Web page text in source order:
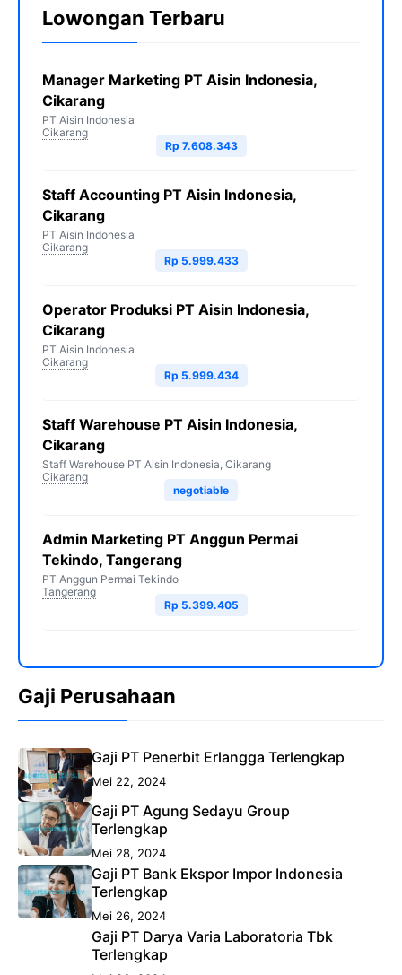
Lowongan Terbaru
Manager Marketing PT Aisin Indonesia,
Cikarang
PT Aisin Indonesia
Cikarang
Rp 7.608.343
Staff Accounting PT Aisin Indonesia,
Cikarang
PT Aisin Indonesia
Cikarang
Rp 5.999.433
Operator Produksi PT Aisin Indonesia,
Cikarang
PT Aisin Indonesia
Cikarang
Rp 5.999.434
Staff Warehouse PT Aisin Indonesia,
Cikarang
Staff Warehouse PT Aisin Indonesia, Cikarang
Cikarang
negotiable
Admin Marketing PT Anggun Permai
Tekindo, Tangerang
PT Anggun Permai Tekindo
Tangerang
Rp 5.399.405
Gaji Perusahaan
Gaji PT Penerbit Erlangga Terlengkap
Mei 22, 2024
Gaji PT Agung Sedayu Group
Terlengkap
Mei 28, 2024
Gaji PT Bank Ekspor Impor Indonesia
Terlengkap
Mei 26, 2024
Gaji PT Darya Varia Laboratoria Tbk
Terlengkap